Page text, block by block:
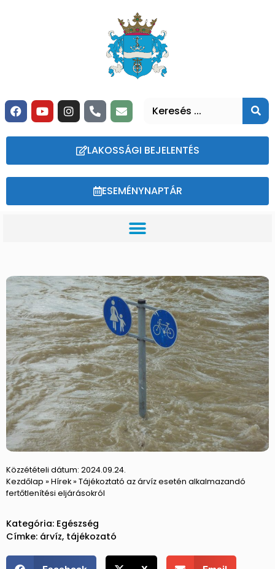
LAKOSSÁGI BEJELENTÉS
ESEMÉNYNAPTÁR
Közzétételi dátum: 2024.09.24.
Kezdőlap » Hírek» Tájékoztató az árvíz esetén alkalmazandó
fertőtlenítési eljárásokról
Kategória: Egészség
Címke: árvíz, tájékozató